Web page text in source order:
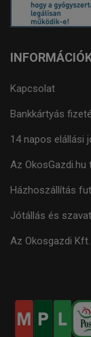
Kapcsolat
Bankkártyás
14 napos elállási
Az
Házhoszállítás
Jótállás és
Az Okosgazdi